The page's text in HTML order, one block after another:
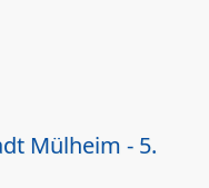
Saarn
Spiel, Spaß und
Mülheim - 5.